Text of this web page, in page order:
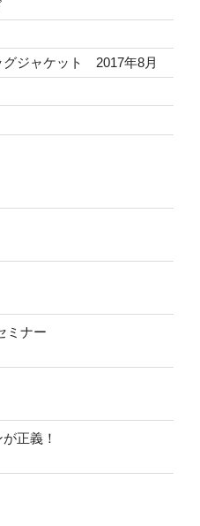
グジャケット 2017年8月
ミナー
正義！